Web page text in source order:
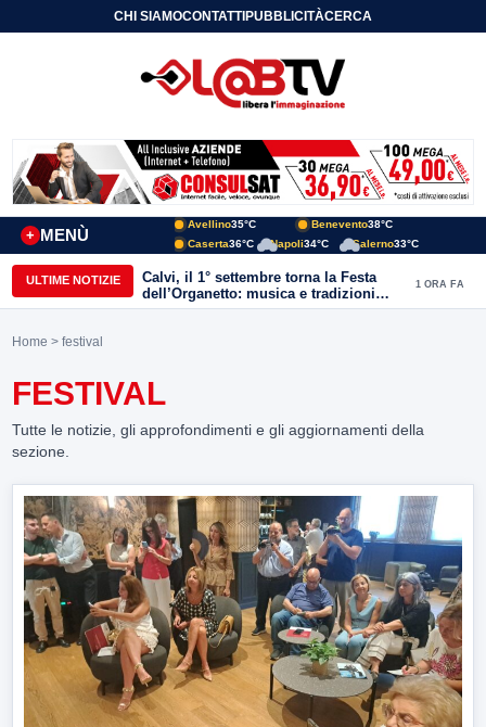
CHI SIAMOCONTATTIPUBBLICITÀCERCA
MENÙ
+
Avellino35°C Benevento38°C
Caserta36°C Napoli34°C Salerno33°C
ULTIME NOTIZIE
Calvi, il 1° settembre torna la Festa
dell’Organetto: musica e tradizioni
popolari dell’entroterra
1 ORA FA
Home > festival
FESTIVAL
Tutte le notizie, gli approfondimenti e gli aggiornamenti della
sezione.